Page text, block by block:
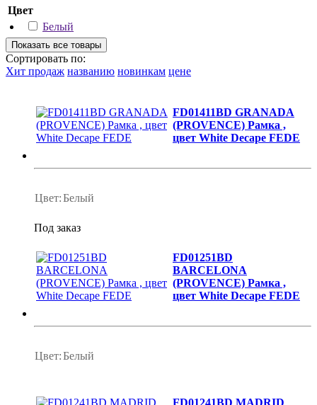
Цвет
Белый
Сортировать по:
Хит продаж названию новинкам цене
FD01411BD GRANADA
(PROVENCE) Рамка ,
цвет White Decape FEDE
Цвет:Белый
Под заказ
FD01251BD
BARCELONA
(PROVENCE) Рамка ,
цвет White Decape FEDE
Цвет:Белый